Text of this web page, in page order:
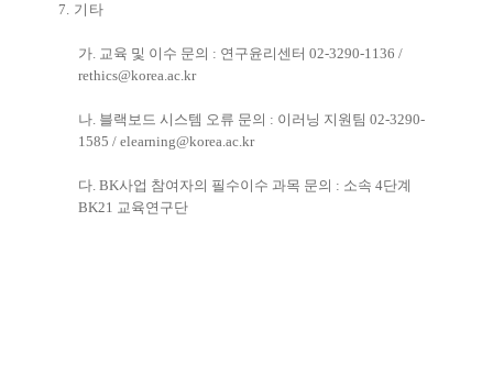
7. 기타
가. 교육 및 이수 문의 : 연구윤리센터 02-3290-1136 /
rethics@korea.ac.kr
나. 블랙보드 시스템 오류 문의 : 이러닝 지원팀 02-3290-
1585 / elearning@korea.ac.kr
다. BK사업 참여자의 필수이수 과목 문의 : 소속 4단계
BK21 교육연구단